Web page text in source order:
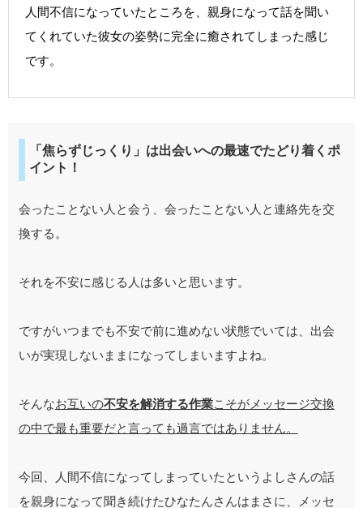
人間不信になっていたところを、親身になって話を聞い
てくれていた彼女の姿勢に完全に癒されてしまった感じ
です。
「焦らずじっくり」は出会いへの最速でたどり着くポ
イント！
会ったことない人と会う、会ったことない人と連絡先を交
換する。
それを不安に感じる人は多いと思います。
ですがいつまでも不安で前に進めない状態でいては、出会
いが実現しないままになってしまいますよね。
そんなお互いの不安を解消する作業こそがメッセージ交換
の中で最も重要だと言っても過言ではありません。
今回、人間不信になってしまっていたというよしさんの話
を親身になって聞き続けたひなたんさんはまさに、メッセ